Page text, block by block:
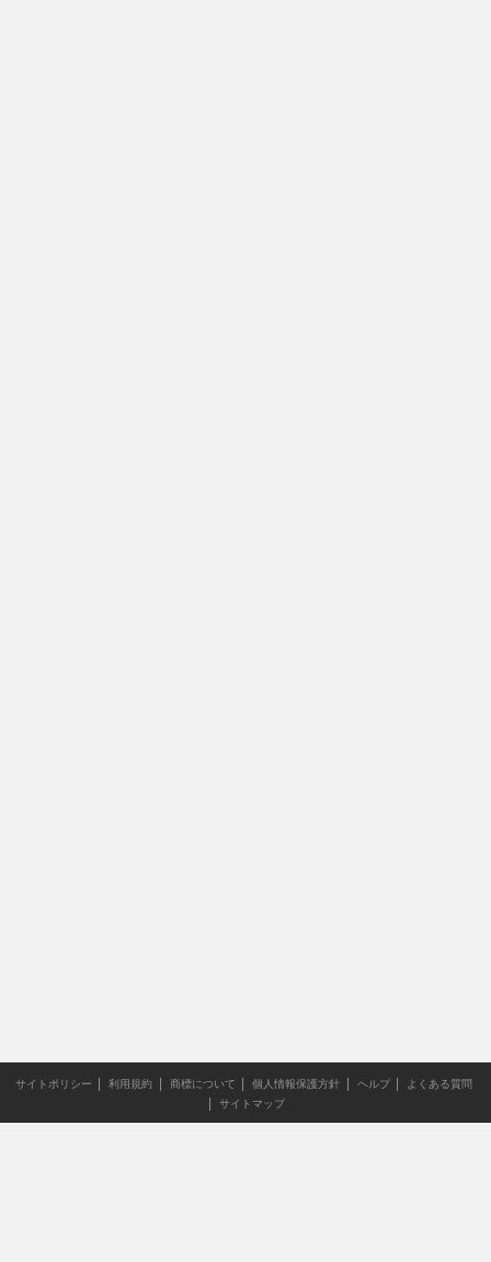
サイトポリシー 利用規約 商標について 個人情報保護方針 ヘルプ
よくある質問
サイトマップ